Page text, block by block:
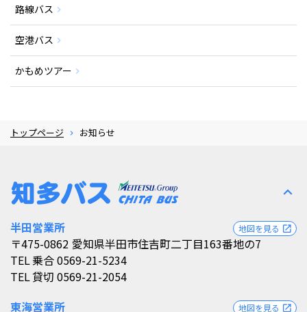
路線バス
空港バス
かもめツアー
トップページ お知らせ
expand_less
半田営業所
〒475-0862 愛知県半田市住吉町二丁目163番地の7
地図を見る open_in_new
TEL乗合 0569-21-5234
TEL貸切 0569-21-2054
東海営業所
地図を見る open_in_new